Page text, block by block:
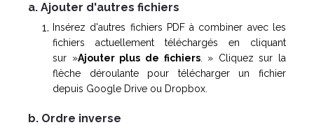
a. Ajouter d'autres fichiers
Insérez d'autres fichiers PDF à combiner avec les
fichiers actuellement téléchargés en cliquant
sur »Ajouter plus de fichiers. » Cliquez sur la
flèche déroulante pour télécharger un fichier
depuis Google Drive ou Dropbox.
b. Ordre inverse